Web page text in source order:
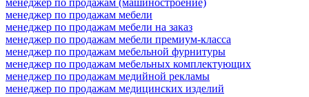
менеджер по продажам мебели
менеджер по продажам мебели на заказ
менеджер по продажам мебели премиум-класса
менеджер по продажам мебельной фурнитуры
менеджер по продажам мебельных комплектующих
менеджер по продажам медийной рекламы
менеджер по продажам медицинских изделий